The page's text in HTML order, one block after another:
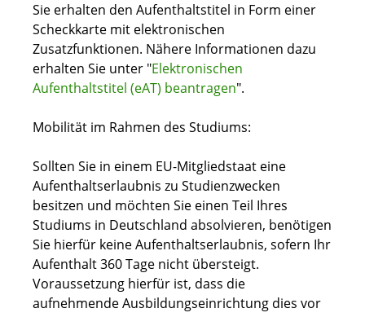
Sie erhalten den Aufenthaltstitel in Form einer
Scheckkarte mit elektronischen
Zusatzfunktionen. Nähere Informationen dazu
erhalten Sie unter "Elektronischen
Aufenthaltstitel (eAT) beantragen".
Mobilität im Rahmen des Studiums:
Sollten Sie in einem EU-Mitgliedstaat eine
Aufenthaltserlaubnis zu Studienzwecken
besitzen und möchten Sie einen Teil Ihres
Studiums in Deutschland absolvieren, benötigen
Sie hierfür keine Aufenthaltserlaubnis, sofern Ihr
Aufenthalt 360 Tage nicht übersteigt.
Voraussetzung hierfür ist, dass die
aufnehmende Ausbildungseinrichtung dies vor